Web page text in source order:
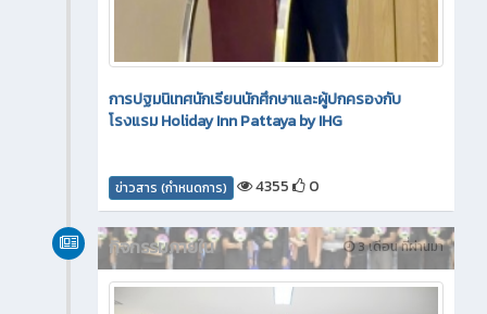
การปฐมนิเทศนักเรียนนักศึกษาและผู้ปกครองกับ
โรงแรม Holiday Inn Pattaya by IHG
ข่าวสาร (กำหนดการ) 4355 0
3 เดือน ที่ผ่านมา
กิจกรรมภายใน